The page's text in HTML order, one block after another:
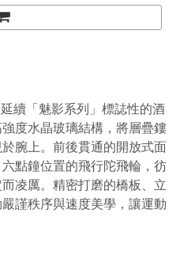
延續「魅影系列」標誌性的酒
度水晶玻璃結構，將層疊鏤
腕上。前後貫通的開放式面
點鐘位置的飛行陀飛輪，彷
凌厲。精密打磨的橋板、立
謹秩序與速度美學，讓運動